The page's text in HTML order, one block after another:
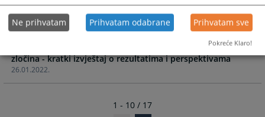
26.01.2022.
Brošura projekta „Unapređenje rada na predmetima ratnih
zločina u BiH“ IPA 2019
/ Rezultati i učinci pravosuđa u BiH na predmetima ratnih
zločina - kratki izvještaj o rezultatima i perspektivama
1 - 10 / 17
Ne prihvatam Prihvatam odabrane Prihvatam sve
Pokreće Klaro!